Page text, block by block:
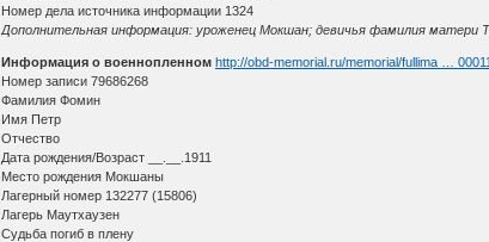
Номер дела источника информации 1324
Дополнительная информация: уроженец Мокшан; девичья фамилия матери
Информация о военнопленном http://obd-memorial.ru/memorial/fullima …
Номер записи 79686268
Фамилия Фомин
Имя Петр
Отчество
Дата рождения/Возраст __.__.1911
Место рождения Мокшаны
Лагерный номер 132277 (15806)
Лагерь Маутхаузен
Судьба погиб в плену